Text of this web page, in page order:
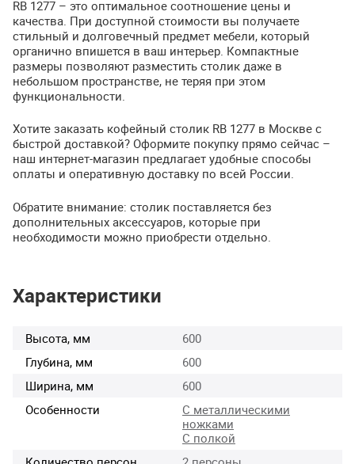
RB 1277 – это оптимальное соотношение цены и
качества. При доступной стоимости вы получаете
стильный и долговечный предмет мебели, который
органично впишется в ваш интерьер. Компактные
размеры позволяют разместить столик даже в
небольшом пространстве, не теряя при этом
функциональности.
Хотите заказать кофейный столик RB 1277 в Москве с
быстрой доставкой? Оформите покупку прямо сейчас –
наш интернет-магазин предлагает удобные способы
оплаты и оперативную доставку по всей России.
Обратите внимание: столик поставляется без
дополнительных аксессуаров, которые при
необходимости можно приобрести отдельно.
Характеристики
Высота, мм
600
Глубина, мм
600
Ширина, мм
600
Особенности
С металлическими
ножками
С полкой